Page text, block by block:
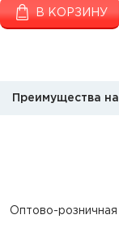
В КОРЗИНУ
Преимущества
Оптово-